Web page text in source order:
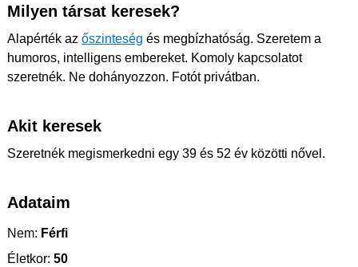
Milyen társat keresek?
Alapérték az őszinteség és megbízhatóság. Szeretem a
humoros, intelligens embereket. Komoly kapcsolatot
szeretnék. Ne dohányozzon. Fotót privátban.
Akit keresek
Szeretnék megismerkedni egy 39 és 52 év közötti nővel.
Adataim
Nem: Férfi
Életkor: 50